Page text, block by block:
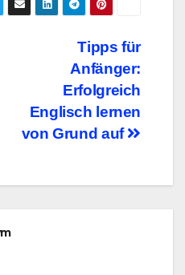
Tipps für
Anfänger:
Erfolgreich
Englisch lernen
von Grund auf